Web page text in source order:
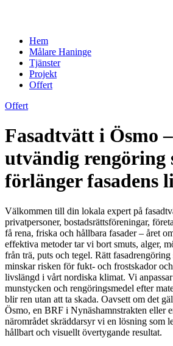
Hem
Målare Haninge
Tjänster
Projekt
Offert
Offert
Fasadtvätt i Ösmo
utvändig rengöring
förlänger fasadens
Välkommen till din lokala expert på
privatpersoner, bostadsrättsföreningar,
få rena, friska och hållbara fasader – året
effektiva metoder tar vi bort smuts, alger,
från trä, puts och tegel. Rätt
minskar risken för fukt- och frostskador
livslängd i vårt nordiska klimat. Vi
munstycken och rengöringsmedel efter
blir ren utan att ta skada. Oavsett om det
Ösmo, en BRF i Nynäshamnstrakten eller
närområdet skräddarsyr vi en lösning som
hållbart och visuellt övertygande resultat.